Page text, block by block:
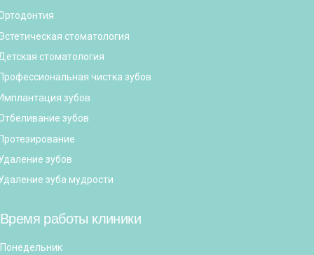
стоматология
стоматология
чистка зубов
зубов
зубов
зубов
зуба мудрости
Время работы клиники
Понедельник